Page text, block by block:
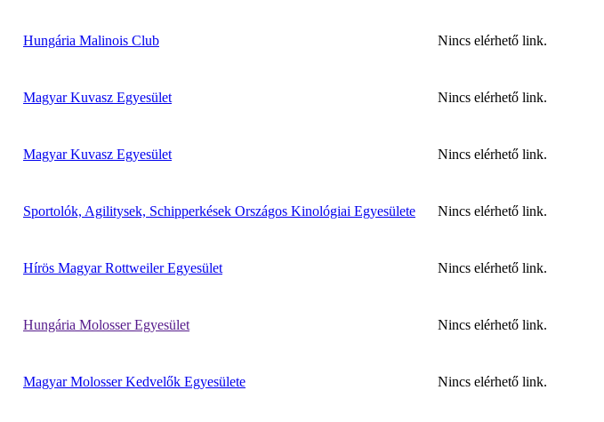
Hungária Malinois Club Nincs elérhető link.
Magyar Kuvasz Egyesület Nincs elérhető link.
Magyar Kuvasz Egyesület Nincs elérhető link.
Sportolók, Agilitysek, Schipperkések Országos Kinológiai Egyesülete Nincs elérhető link.
Hírös Magyar Rottweiler Egyesület Nincs elérhető link.
Hungária Molosser Egyesület Nincs elérhető link.
Magyar Molosser Kedvelők Egyesülete Nincs elérhető link.